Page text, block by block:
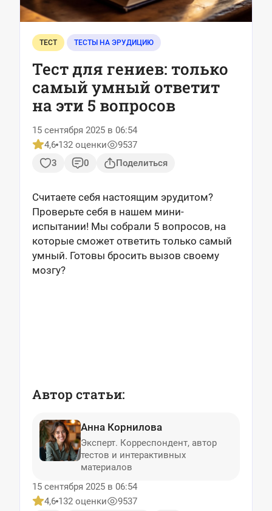
ТЕСТ ТЕСТЫ НА ЭРУДИЦИЮ
Тест для гениев: только
самый умный ответит
на эти 5 вопросов
15 сентября 2025 в 06:54
4,6 132 оценки
9537
3
0 Поделиться
Считаете себя настоящим эрудитом?
Проверьте себя в нашем мини-
испытании! Мы собрали 5 вопросов, на
которые сможет ответить только самый
умный. Готовы бросить вызов своему
мозгу?
Автор статьи:
Анна Корнилова
Эксперт. Корреспондент, автор
тестов и интерактивных
материалов
15 сентября 2025 в 06:54
4,6 132 оценки
9537